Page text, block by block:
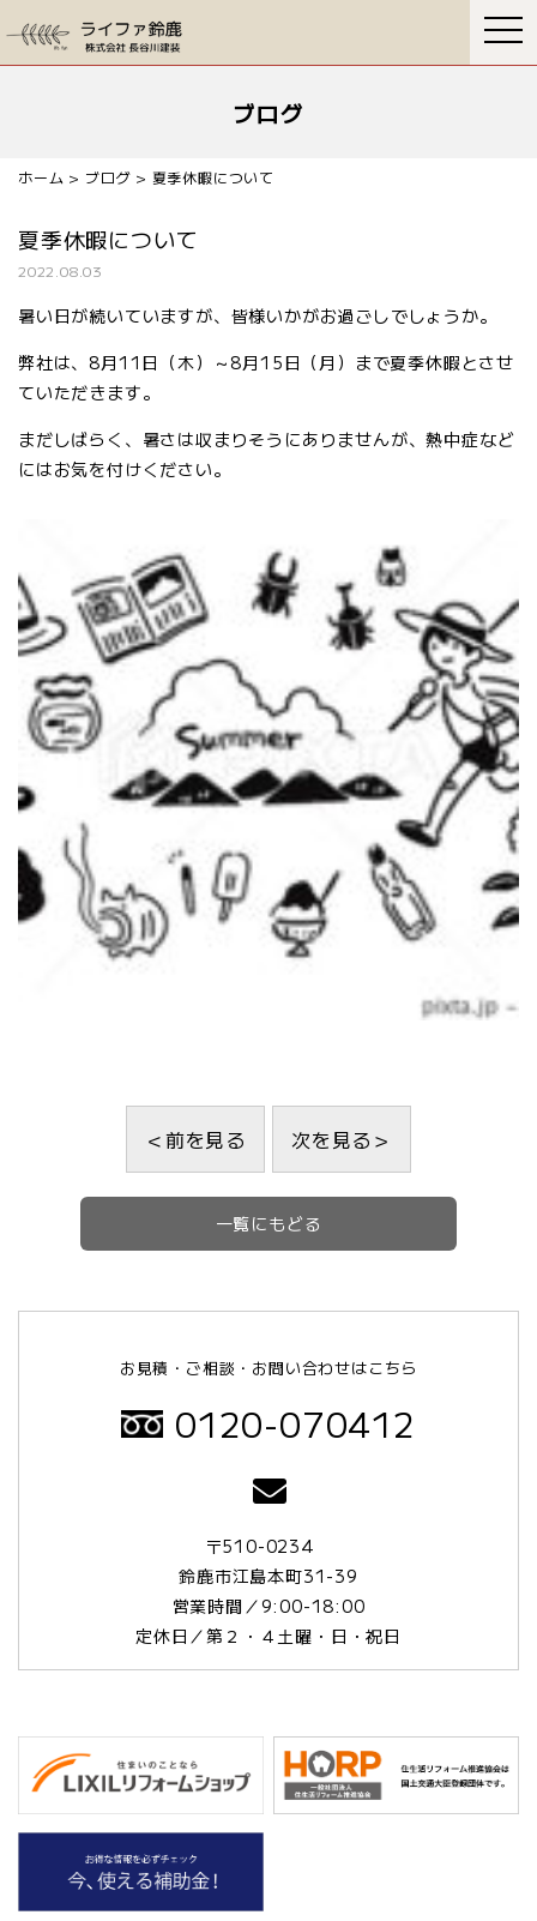
ブログ
ホーム > ブログ > 夏季休暇について
夏季休暇について
2022.08.03
暑い日が続いていますが、皆様いかがお過ごしでしょうか。
弊社は、8月11日（木）～8月15日（月）まで夏季休暇とさせ
ていただきます。
まだしばらく、暑さは収まりそうにありませんが、熱中症など
にはお気を付けください。
＜前を見る 次を見る＞
一覧にもどる
お見積・ご相談・お問い合わせはこちら
0120-070412
〒510-0234
鈴鹿市江島本町31-39
営業時間／9:00-18:00
定休日／第２・４土曜・日・祝日